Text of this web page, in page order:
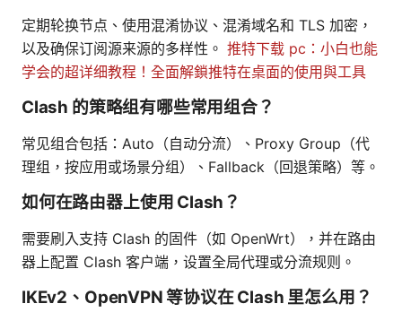
定期轮换节点、使用混淆协议、混淆域名和 TLS 加密，
以及确保订阅源来源的多样性。 推特下载 pc：小白也能
学会的超详细教程！全面解鎖推特在桌面的使用與工具
Clash 的策略组有哪些常用组合？
常见组合包括：Auto（自动分流）、Proxy Group（代
理组，按应用或场景分组）、Fallback（回退策略）等。
如何在路由器上使用 Clash？
需要刷入支持 Clash 的固件（如 OpenWrt），并在路由
器上配置 Clash 客户端，设置全局代理或分流规则。
IKEv2、OpenVPN 等协议在 Clash 里怎么用？